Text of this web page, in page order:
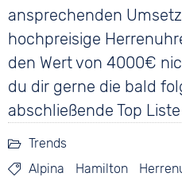
ansprechenden
hochpreisige
den Wert von 4000€
du dir gerne die bald
abschließende Top
Trends
Alpina
Hamilton